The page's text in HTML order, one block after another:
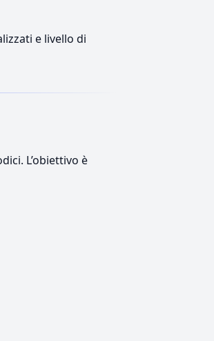
e livello di
L’obiettivo è